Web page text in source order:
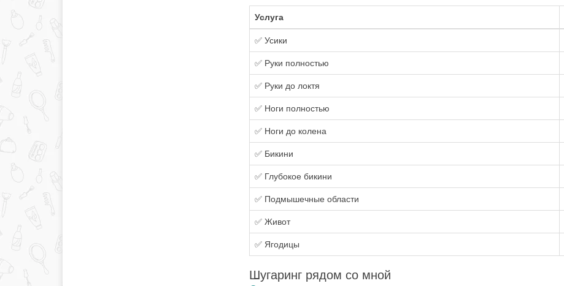
Услуга
✅ Усики
✅ Руки полностью
✅ Руки до локтя
✅ Ноги полностью
✅ Ноги до колена
✅ Бикини
✅ Глубокое бикини
✅ Подмышечные области
✅ Живот
✅ Ягодицы
Шугаринг рядом со мной